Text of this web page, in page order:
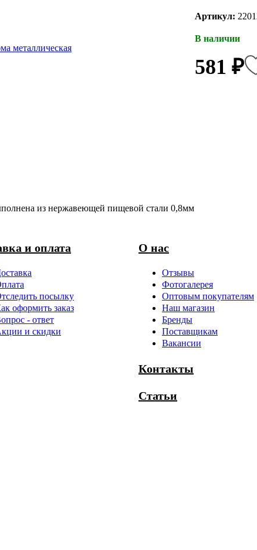
Артикул:
В наличии
581 ₽
из нержавеющей пищевой стали 0,8мм
и оплата
посылку
оформить заказ
- ответ
и скидки
О нас
Отзывы
Фотогалерея
Оптовым покупателям
Наш магазин
Бренды
Поставщикам
Вакансии
Контакты
Статьи